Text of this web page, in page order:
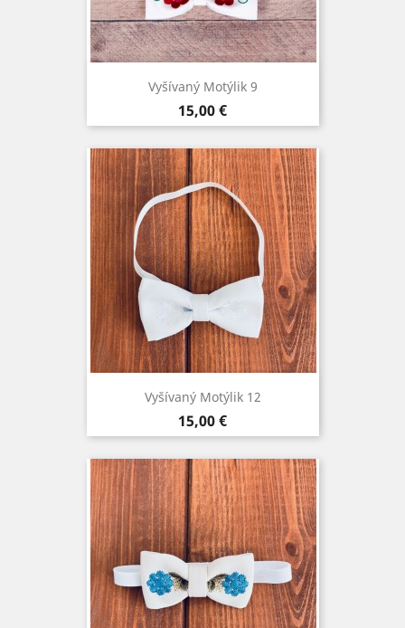
Vyšívaný Motýlik 9
Cena
15,00 €
Vyšívaný Motýlik 12
Cena
15,00 €